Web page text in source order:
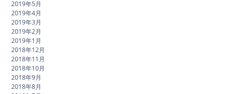
2019年5月
2019年4月
2019年3月
2019年2月
2019年1月
2018年12月
2018年11月
2018年10月
2018年9月
2018年8月